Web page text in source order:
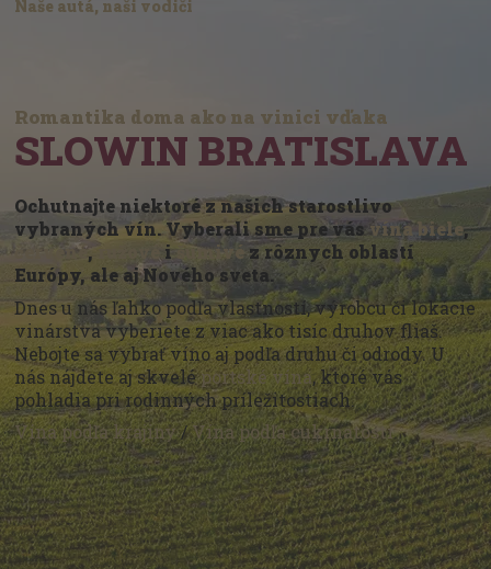
Naše autá, naši vodiči
Romantika doma ako na vinici vďaka
SLOWIN BRATISLAVA
Ochutnajte niektoré z našich starostlivo
vybraných vín. Vyberali sme pre vásvína biele,
červené, i šumivéz rôznych oblastí
Európy, ale aj Nového sveta.
Dnes u nás ľahko podľa vlastností, výrobcu či lokácie
vinárstva vyberiete z viac ako tisíc druhov fliaš.
Nebojte sa vybrať víno aj podľa druhu či odrody. U
nás nájdete aj skveléportské vína, ktoré vás
pohladia pri rodinných príležitostiach.
Vína podľa krajiny/Vína podľa cukrnatosti